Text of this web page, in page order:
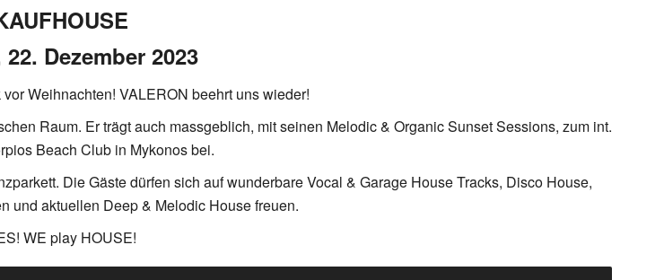
Dezember 2023
Weihnachten! VALERON beehrt uns wieder!
Raum. Er trägt auch massgeblich, mit seinen Melodic & Organic Sunset Sessions, zum int.
Beach Club in Mykonos bei.
Die Gäste dürfen sich auf wunderbare Vocal & Garage House Tracks, Disco House,
und aktuellen Deep & Melodic House freuen.
WE play HOUSE!